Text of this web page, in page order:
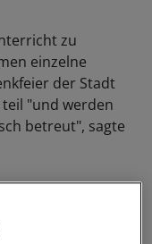
zu
einzelne
der Stadt
"und werden
betreut", sagte
nach
oder